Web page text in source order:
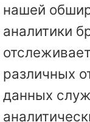
нашей
аналитики
различных
данных